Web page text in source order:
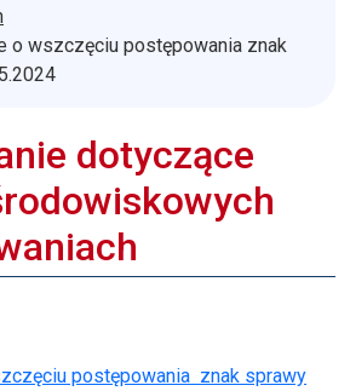
o wszczęciu postępowania znak
dotyczące
postępowania znak sprawy